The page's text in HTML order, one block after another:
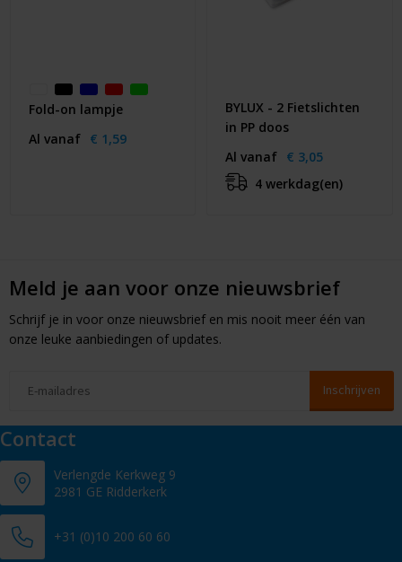
Fold-on lampje
Al vanaf € 1,59
BYLUX - 2 Fietslichten
in PP doos
Al vanaf € 3,05
4 werkdag(en)
Meld je aan voor onze nieuwsbrief
Schrijf je in voor onze nieuwsbrief en mis nooit meer één van
onze leuke aanbiedingen of updates.
Contact
Verlengde Kerkweg 9
2981 GE Ridderkerk
+31 (0)10 200 60 60